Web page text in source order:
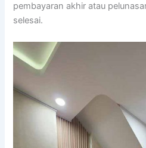
pembayaran akhir atau
selesai.